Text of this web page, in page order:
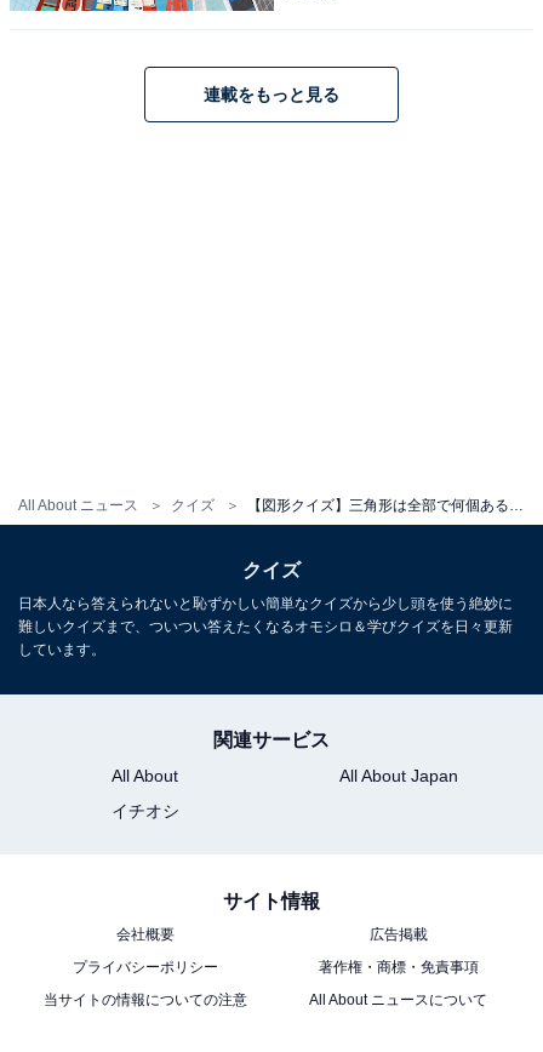
All About ニュース クイズ
連載をもっと見る
クイズ
日本人なら答えられないと恥ずかしい簡単なクイズから少し頭を使う絶妙に
難しいクイズまで、ついつい答えたくなるオモシロ＆学びクイズを日々更新
しています。
関連サービス
All About
All About Japan
イチオシ
サイト情報
会社概要
広告掲載
プライバシーポリシー
著作権・商標・免責事項
当サイトの情報についての注意
All About ニュースについて